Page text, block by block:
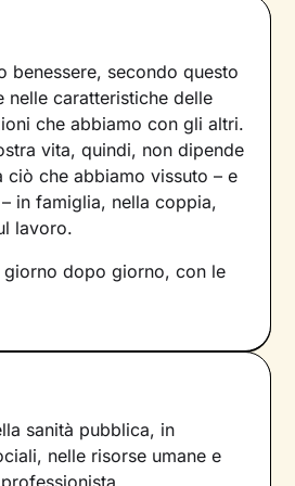
benessere, secondo questo
nelle caratteristiche delle
che abbiamo con gli altri.
vita, quindi, non dipende
ciò che abbiamo vissuto – e
in famiglia, nella coppia,
lavoro.
giorno dopo giorno, con le
che proviamo, sui
mettiamo in atto e sul
Il risultato è una
tra il mondo interno e
sanità pubblica, in
nelle risorse umane e